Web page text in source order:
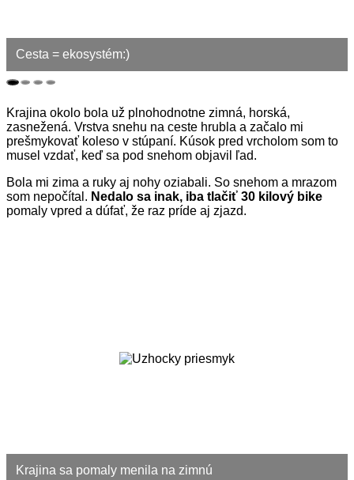
Cesta = ekosystém:)
Krajina okolo bola už plnohodnotne zimná, horská,
zasnežená. Vrstva snehu na ceste hrubla a začalo mi
prešmykovať koleso v stúpaní. Kúsok pred vrcholom som to
musel vzdať, keď sa pod snehom objavil ľad.
Bola mi zima a ruky aj nohy oziabali. So snehom a mrazom
som nepočítal. Nedalo sa inak, iba tlačiť 30 kilový bike
pomaly vpred a dúfať, že raz príde aj zjazd.
Krajina sa pomaly menila na zimnú